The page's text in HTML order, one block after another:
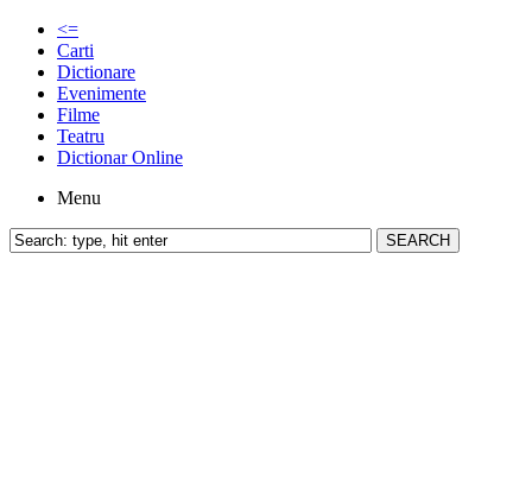
<=
Carti
Dictionare
Evenimente
Filme
Teatru
Dictionar Online
Menu